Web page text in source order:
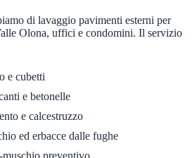
di lavaggio pavimenti esterni per
Olona, uffici e condomini. Il servizio
e cubetti
e betonelle
e calcestruzzo
ed erbacce dalle fughe
muschio preventivo